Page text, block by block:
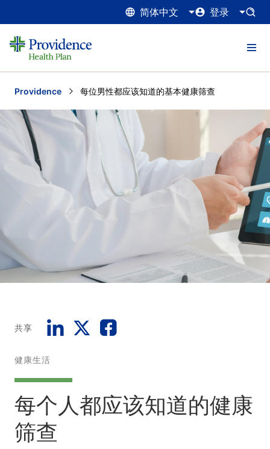
简体中文 登录
Providence Current:
每位男性都应该知道的基本健康筛查
共享
健康生活
每个人都应该知道的健康
筛查